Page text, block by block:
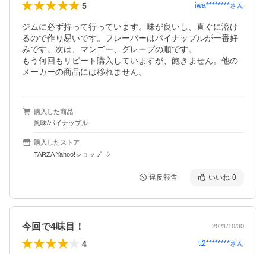
5 iwa********さん
ジムに必ず持って行っています。味が良いし、直ぐに溶け
るので作り易いです。フレーバーはパイナップルが一番好
みです。次は、マンゴー、グレープの順です。
もう何回もリピート購入していますが、飽きません。他の
メーカーの商品には移れません。
購入した商品
風味/パイナップル
購入したストア
TARZA Yahoo!ショップ
違反報告 いいね 0
今回で4味目！ 2021/10/30
4 tt2********さん